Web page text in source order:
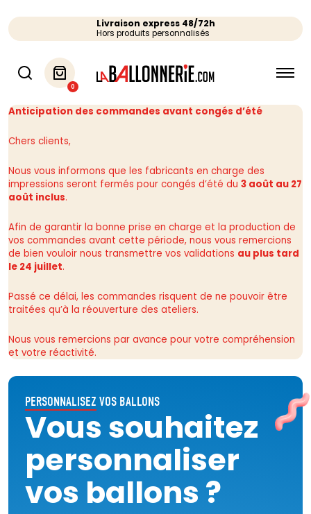
Livraison express 48/72h
Hors produits personnalisés
0
Anticipation des commandes avant congés d’été
Chers clients,
Nous vous informons que les fabricants en charge des
impressions seront fermés pour congés d’été du 3 août au 27
août inclus.
Afin de garantir la bonne prise en charge et la production de
vos commandes avant cette période, nous vous remercions
de bien vouloir nous transmettre vos validations au plus tard
le 24 juillet.
Passé ce délai, les commandes risquent de ne pouvoir être
traitées qu’à la réouverture des ateliers.
Nous vous remercions par avance pour votre compréhension
et votre réactivité.
PERSONNALISEZ VOS BALLONS
Vous souhaitez
personnaliser
vos ballons ?